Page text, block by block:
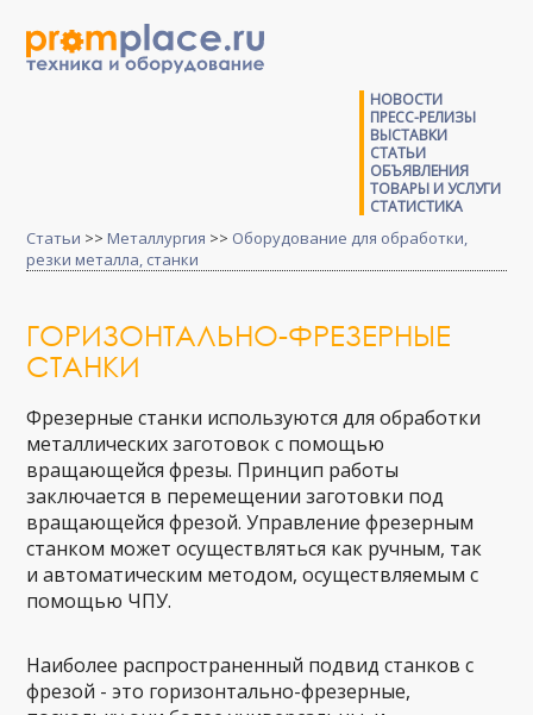
НОВОСТИ
ПРЕСС-РЕЛИЗЫ
ВЫСТАВКИ
СТАТЬИ
ОБЪЯВЛЕНИЯ
ТОВАРЫ И УСЛУГИ
СТАТИСТИКА
Статьи >> Металлургия >> Оборудование для обработки,
резки металла, станки
ГОРИЗОНТАЛЬНО-ФРЕЗЕРНЫЕ
СТАНКИ
Фрезерные станки используются для обработки
металлических заготовок с помощью
вращающейся фрезы. Принцип работы
заключается в перемещении заготовки под
вращающейся фрезой. Управление фрезерным
станком может осуществляться как ручным, так
и автоматическим методом, осуществляемым с
помощью ЧПУ.
Наиболее распространенный подвид станков с
фрезой - это горизонтально-фрезерные,